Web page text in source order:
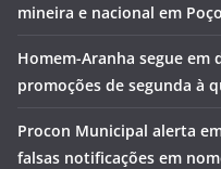
mineira e nacional em
Homem-Aranha segue em
promoções de segunda à
Procon Municipal alerta
falsas notificações em